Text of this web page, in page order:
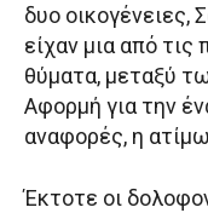
δυο οικογένειες,
είχαν μια από τις
θύματα, μεταξύ
Αφορμή για την
αναφορές, η
Έκτοτε οι